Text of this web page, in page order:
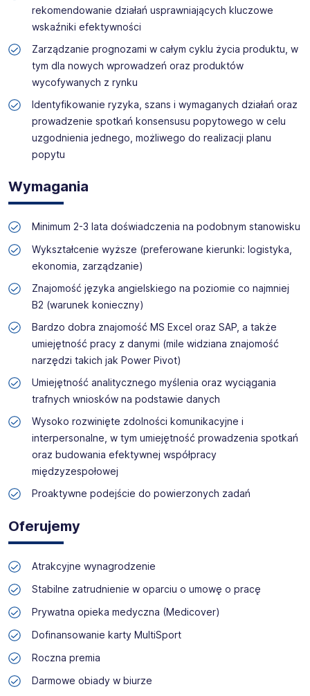
rekomendowanie działań usprawniających kluczowe
wskaźniki efektywności
Zarządzanie prognozami w całym cyklu życia produktu, w
tym dla nowych wprowadzeń oraz produktów
wycofywanych z rynku
Identyfikowanie ryzyka, szans i wymaganych działań oraz
prowadzenie spotkań konsensusu popytowego w celu
uzgodnienia jednego, możliwego do realizacji planu
popytu
Wymagania
Minimum 2-3 lata doświadczenia na podobnym stanowisku
Wykształcenie wyższe (preferowane kierunki: logistyka,
ekonomia, zarządzanie)
Znajomość języka angielskiego na poziomie co najmniej
B2 (warunek konieczny)
Bardzo dobra znajomość MS Excel oraz SAP, a także
umiejętność pracy z danymi (mile widziana znajomość
narzędzi takich jak Power Pivot)
Umiejętność analitycznego myślenia oraz wyciągania
trafnych wniosków na podstawie danych
Wysoko rozwinięte zdolności komunikacyjne i
interpersonalne, w tym umiejętność prowadzenia spotkań
oraz budowania efektywnej współpracy
międzyzespołowej
Proaktywne podejście do powierzonych zadań
Oferujemy
Atrakcyjne wynagrodzenie
Stabilne zatrudnienie w oparciu o umowę o pracę
Prywatna opieka medyczna (Medicover)
Dofinansowanie karty MultiSport
Roczna premia
Darmowe obiady w biurze